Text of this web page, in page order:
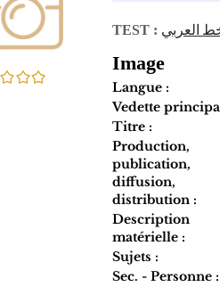
TEST : العربي
Image
Langue :
Vedette
Titre :
Production,
publication,
diffusion,
distribution :
Description
matérielle :
Sujets :
Sec. - Personne :